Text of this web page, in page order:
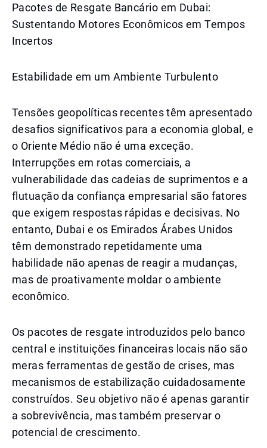
Pacotes de Resgate Bancário em Dubai:
Sustentando Motores Econômicos em Tempos
Incertos
Estabilidade em um Ambiente Turbulento
Tensões geopolíticas recentes têm apresentado
desafios significativos para a economia global, e
o Oriente Médio não é uma exceção.
Interrupções em rotas comerciais, a
vulnerabilidade das cadeias de suprimentos e a
flutuação da confiança empresarial são fatores
que exigem respostas rápidas e decisivas. No
entanto, Dubai e os Emirados Árabes Unidos
têm demonstrado repetidamente uma
habilidade não apenas de reagir a mudanças,
mas de proativamente moldar o ambiente
econômico.
Os pacotes de resgate introduzidos pelo banco
central e instituições financeiras locais não são
meras ferramentas de gestão de crises, mas
mecanismos de estabilização cuidadosamente
construídos. Seu objetivo não é apenas garantir
a sobrevivência, mas também preservar o
potencial de crescimento.